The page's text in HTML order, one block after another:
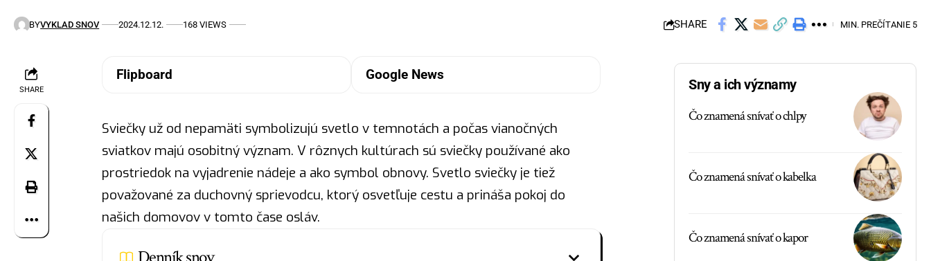
BYVYKLAD SNOV 2024.12.12. 168 VIEWS SHARE MIN. PREČÍTANIE 5
SHARE
Flipboard Google News
Sviečky už od nepamäti symbolizujú svetlo v temnotách a počas vianočných
sviatkov majú osobitný význam. V rôznych kultúrach sú sviečky používané ako
prostriedok na vyjadrenie nádeje a ako symbol obnovy. Svetlo sviečky je tiež
považované za duchovný sprievodcu, ktorý osvetľuje cestu a prináša pokoj do
našich domovov v tomto čase osláv.
Sny a ich významy
Čo znamená snívať o chlpy
Čo znamená snívať o kabelka
Čo znamená snívať o kapor